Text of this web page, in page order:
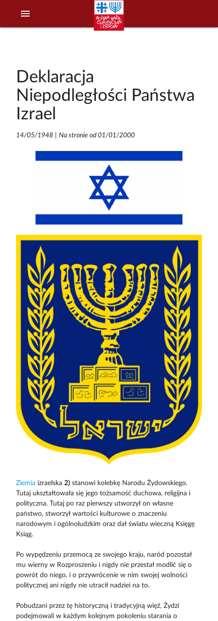
menu
Deklaracja
Niepodległości Państwa
Izrael
14/05/1948| Na stronie od 01/01/2000
Ziemia izraelska 2)stanowi kolebkę Narodu Żydowskiego.
Tutaj ukształtowała się jego tożsamość duchowa, religijna i
polityczna. Tutaj po raz pierwszy utworzył on własne
państwo, stworzył wartości kulturowe o znaczeniu
narodowym i ogólnoludzkim oraz dał światu wieczną Księgę
Ksiąg.
Po wypędzeniu przemocą ze swojego kraju, naród pozostał
mu wierny w Rozproszeniu i nigdy nie przestał modlić się o
powrót do niego, i o przywrócenie w nim swojej wolności
politycznej ani nigdy nie utracił nadziei na to.
Pobudzani przez tę historyczną i tradycyjną więź, Żydzi
podejmowali w każdym kolejnym pokoleniu starania o